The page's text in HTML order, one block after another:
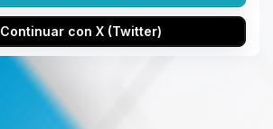
Continuar con X (Twitter)